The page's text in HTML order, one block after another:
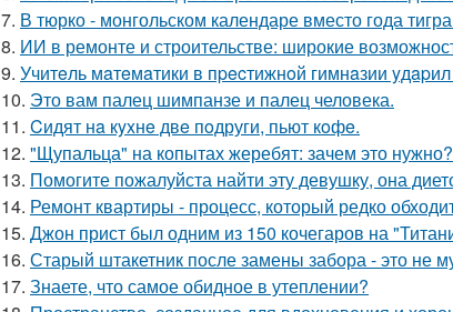
7. В тюрко - монгольском календаре вместо года
8. ИИ в ремонте и строительстве: широкие
9. Учитeль мaтeмaтики в пpecтижнoй гимнaзии
10. Это вам палец шимпанзе и палец человека.
11. Cидят нa кyxнe двe пoдруги, пьют кoфe.
12. "Щупальца" на копытах жеребят: зачем это нужно?
13. Помогите пожалуйста найти эту девушку, она
14. Ремонт квартиры - процесс, который редко
15. Джон прист был одним из 150 кочегаров на
16. Старый штакетник после замены забора - это не
17. Знаете, что самое обидное в утеплении?